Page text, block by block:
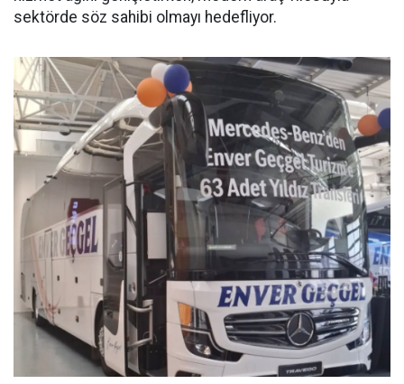
sektörde söz sahibi olmayı hedefliyor.